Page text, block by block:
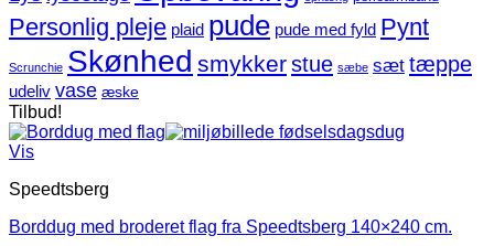
Personlig pleje plaid pude pude med fyld Pynt
Scrunchie Skønhed smykkerstue sæbe sæt tæppe
udeliv vase æske
Tilbud!
Vis
Speedtsberg
Borddug med broderet flag fra Speedtsberg 140×240 cm.